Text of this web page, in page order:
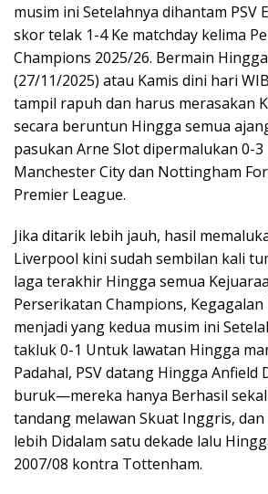
musim ini Setelahnya dihantam PSV
skor telak 1-4 Ke matchday kelima
Champions 2025/26. Bermain
(27/11/2025) atau Kamis dini hari
tampil rapuh dan harus merasakan
secara beruntun Hingga semua
pasukan Arne Slot dipermalukan 0-3
Manchester City dan Nottingham
Premier League.
Jika ditarik lebih jauh, hasil
Liverpool kini sudah sembilan kali
laga terakhir Hingga semua
Perserikatan Champions, Kegagalan
menjadi yang kedua musim ini
takluk 0-1 Untuk lawatan Hingga
Padahal, PSV datang Hingga Anfield
buruk—mereka hanya Berhasil
tandang melawan Skuat Inggris,
lebih Didalam satu dekade lalu
2007/08 kontra Tottenham.